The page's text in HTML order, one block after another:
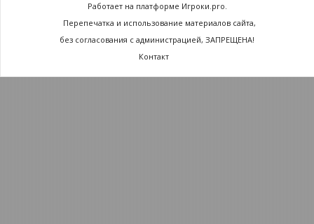
Работает на платформе Игроки.pro.
Перепечатка и использование материалов сайта,
без согласования с администрацией, ЗАПРЕЩЕНА!
Контакт